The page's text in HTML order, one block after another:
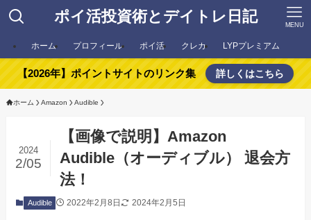
ポイ活投資術とデイトレ日記 MENU
ホーム プロフィール ポイ活 クレカ LYPプレミアム
【2026年】ポイントサイトのリンク集 詳しくはこちら
ホーム Amazon Audible
【画像で説明】Amazon
Audible（オーディブル） 退会方
法！
2024
2/05
Audible 2022年2月8日 2024年2月5日